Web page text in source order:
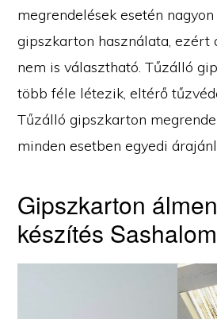
megrendelések esetén
gipszkarton használata, ezért
nem is választható. Tűzálló
több féle létezik, eltérő
Tűzálló gipszkarton
minden esetben egyedi
Gipszkarton
készítés Sashalom